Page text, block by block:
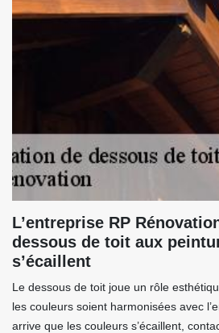
L’entreprise RP
dessous de toit aux
s’écaillent
Le dessous de toit joue un rôle
les couleurs soient harmonisées avec
arrive que les couleurs s’écaillent,